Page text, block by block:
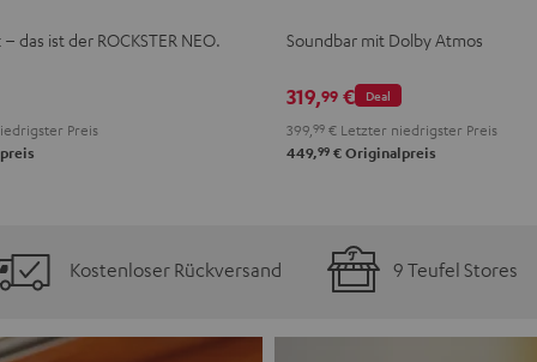
– das ist der ROCKSTER NEO.
Preis
Dolby
"2.1-
Set"
Schwarz
Dolby
"2.1-
Set"
Weiß
Soundbar mit Dolby Atmos
Deal
319,99 €
399, 99 € Letzter niedrigster Preis
449,99 € Originalpreis
Kostenloser Rückversand 9 Teufel Stores